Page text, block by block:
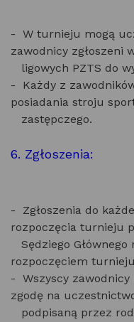
- W turnieju mogą
zawodnicy zgłoszeni
ligowych PZTS do
- Każdy z
posiadania stroju
zastępczego.
6. Zgłoszenia:
- Zgłoszenia do
rozpoczęcia turnieju
Sędziego Głównego
rozpoczęciem
- Wszyscy zawodnicy
zgodę na
podpisaną przez